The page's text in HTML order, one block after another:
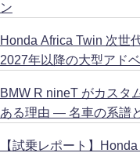
ン
Honda Africa Twin 次世
2027年以降の大型アド
BMW R nineT がカスタ
ある理由 ― 名車の系譜
【試乗レポート】